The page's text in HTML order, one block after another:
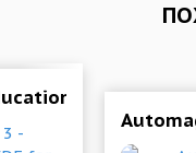
IDE for